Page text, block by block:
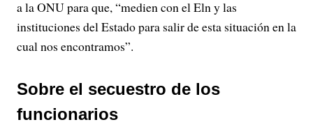
a la ONU para que, “medien con el Eln y las
instituciones del Estado para salir de esta situación en la
cual nos encontramos”.
Sobre el secuestro de los
funcionarios